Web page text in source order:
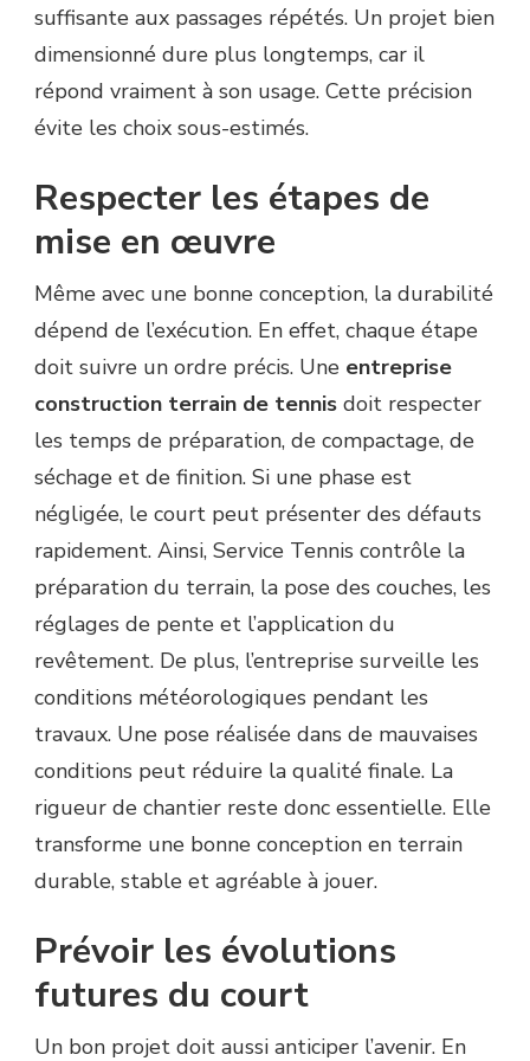
suffisante aux passages répétés. Un projet bien
dimensionné dure plus longtemps, car il
répond vraiment à son usage. Cette précision
évite les choix sous-estimés.
Respecter les étapes de
mise en œuvre
Même avec une bonne conception, la durabilité
dépend de l’exécution. En effet, chaque étape
doit suivre un ordre précis. Une entreprise
construction terrain de tennis doit respecter
les temps de préparation, de compactage, de
séchage et de finition. Si une phase est
négligée, le court peut présenter des défauts
rapidement. Ainsi, Service Tennis contrôle la
préparation du terrain, la pose des couches, les
réglages de pente et l’application du
revêtement. De plus, l’entreprise surveille les
conditions météorologiques pendant les
travaux. Une pose réalisée dans de mauvaises
conditions peut réduire la qualité finale. La
rigueur de chantier reste donc essentielle. Elle
transforme une bonne conception en terrain
durable, stable et agréable à jouer.
Prévoir les évolutions
futures du court
Un bon projet doit aussi anticiper l’avenir. En